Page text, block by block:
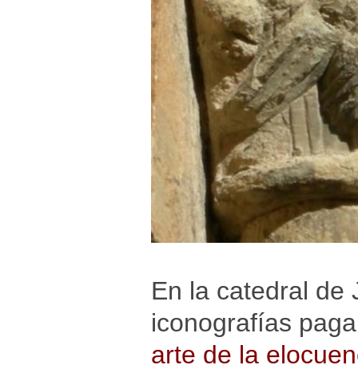
En la catedral de
iconografías
arte de la